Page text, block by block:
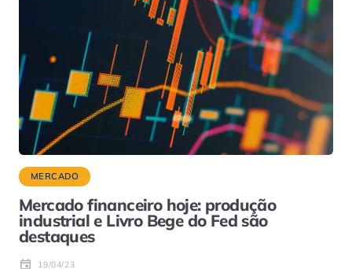
MERCADO
Mercado financeiro hoje: produção
industrial e Livro Bege do Fed são
destaques
19/04/23